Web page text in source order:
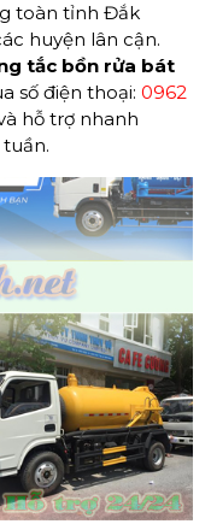
toàn tỉnh Đắk
huyện lân cận.
tắc bồn rửa bát
số điện thoại: 0962
hỗ trợ nhanh